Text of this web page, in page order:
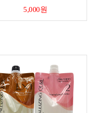
5,000원